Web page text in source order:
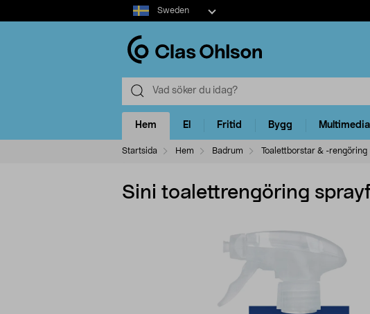
Select
market
Sweden
Hem El Fritid Bygg Multimedia
Startsida Hem Badrum Toalettborstar & -rengöring
Sini toalettrengöring